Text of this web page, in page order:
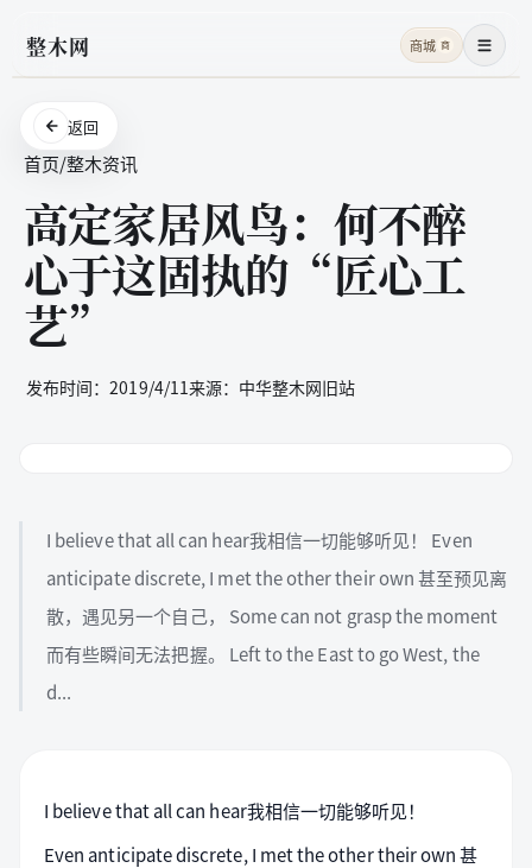
整木网 商城 商 菜单
返回
首页/整木资讯
高定家居风鸟：何不醉
心于这固执的“匠心工
艺”
发布时间：2019/4/11来源： 中华整木网旧站
I believe that all can hear我相信一切能够听见！ Even
anticipate discrete, I met the other their own 甚至预见离
散，遇见另一个自己， Some can not grasp the moment
而有些瞬间无法把握。 Left to the East to go West, the
d...
I believe that all can hear我相信一切能够听见！
Even anticipate discrete, I met the other their own 甚